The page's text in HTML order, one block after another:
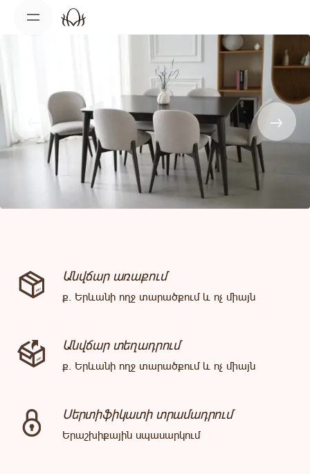
Անվճար առաքում
ք. Երևանի ողջ տարածքում և ոչ միայն
Անվճար տեղադրում
ք. Երևանի ողջ տարածքում և ոչ միայն
Սերտիֆիկատի տրամադրում
Երաշխիքային սպասարկում